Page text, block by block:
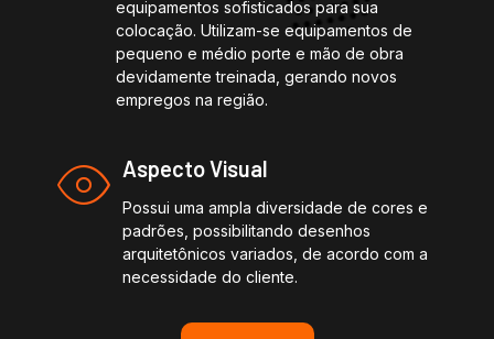
equipamentos sofisticados para sua
colocação. Utilizam-se equipamentos de
pequeno e médio porte e mão de obra
devidamente treinada, gerando novos
empregos na região.
Aspecto Visual
Possui uma ampla diversidade de cores e
padrões, possibilitando desenhos
arquitetônicos variados, de acordo com a
necessidade do cliente.